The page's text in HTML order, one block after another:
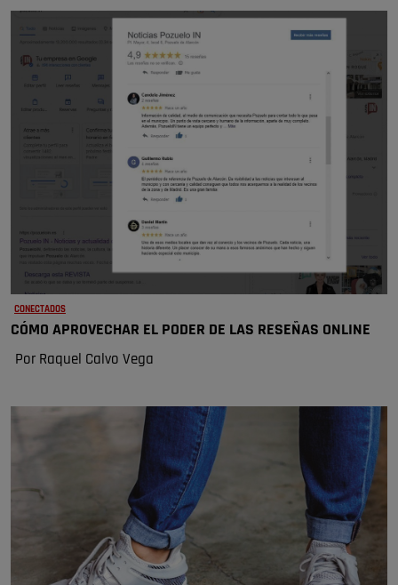
CONECTADOS
CÓMO APROVECHAR EL PODER DE LAS RESEÑAS ONLINE
Por Raquel Calvo Vega